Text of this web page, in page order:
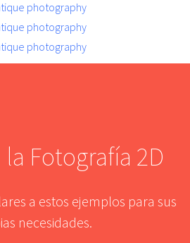
Fotografía 2D
a estos ejemplos para sus
necesidades.